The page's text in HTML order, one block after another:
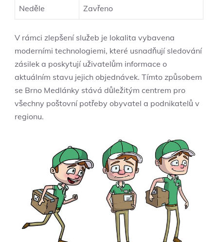
Neděle Zavřeno
V rámci zlepšení služeb je lokalita vybavena
moderními technologiemi, které usnadňují sledování
zásilek a poskytují uživatelům informace o
aktuálním stavu jejich objednávek. Tímto způsobem
se Brno Medlánky stává důležitým centrem pro
všechny poštovní potřeby obyvatel a podnikatelů v
regionu.